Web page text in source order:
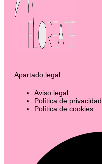
Apartado legal
Aviso legal
Política de privacidad
Política de cookies